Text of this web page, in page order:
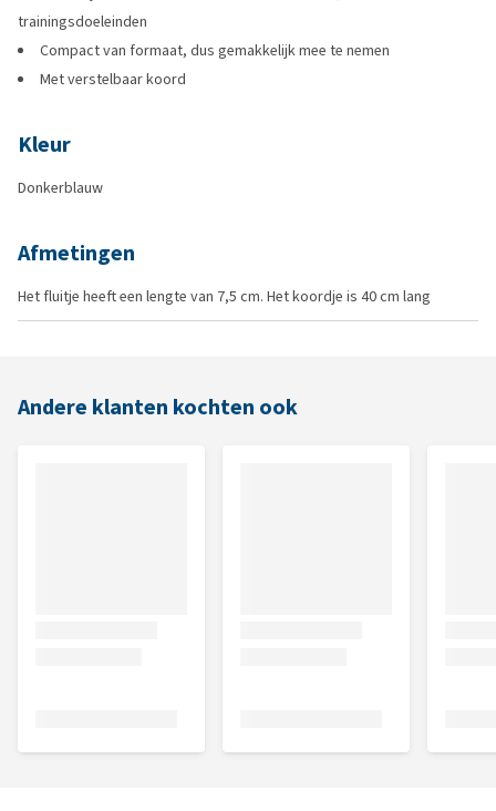
trainingsdoeleinden
Compact van formaat, dus gemakkelijk mee te nemen
Met verstelbaar koord
Kleur
Donkerblauw
Afmetingen
Het fluitje heeft een lengte van 7,5 cm. Het koordje is 40 cm lang
Andere klanten kochten ook